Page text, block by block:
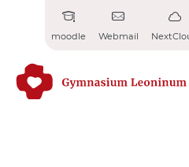
moodle Webmail